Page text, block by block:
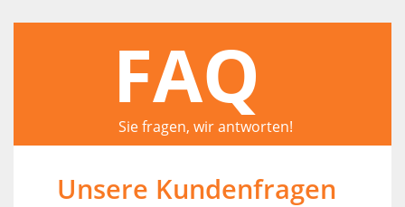
FAQ
Sie fragen, wir antworten!
Unsere Kundenfragen